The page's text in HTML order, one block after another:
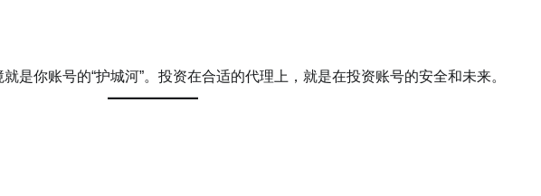
是你账号的“护城河”。投资在合适的代理上，就是在投资账号的安全和未来。